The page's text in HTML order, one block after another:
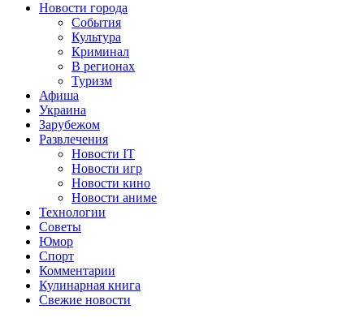
Новости города
События
Культура
Криминал
В регионах
Туризм
Афиша
Украина
Зарубежом
Развлечения
Новости IT
Новости игр
Новости кино
Новости аниме
Технологии
Советы
Юмор
Спорт
Комментарии
Кулинарная книга
Свежие новости